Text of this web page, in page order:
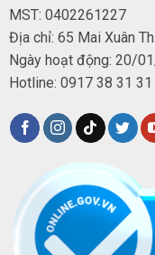
MST: 0402261227
Địa chỉ: 65 Mai Xuân
Ngày hoạt động: 20/
Hotline: 0917 38 31 31